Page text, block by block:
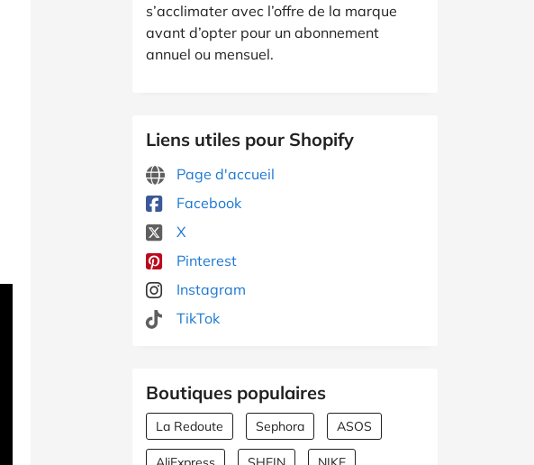
s’acclimater avec l’offre de la marque
avant d’opter pour un abonnement
annuel ou mensuel.
Liens utiles pour Shopify
Page d'accueil
Facebook
X
Pinterest
Instagram
TikTok
Boutiques populaires
La Redoute Sephora ASOS